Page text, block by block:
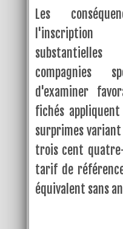
Les
l'inscription
compagnies
d'examiner
fichés
surprimes
trois cent
tarif de
équivalent sans